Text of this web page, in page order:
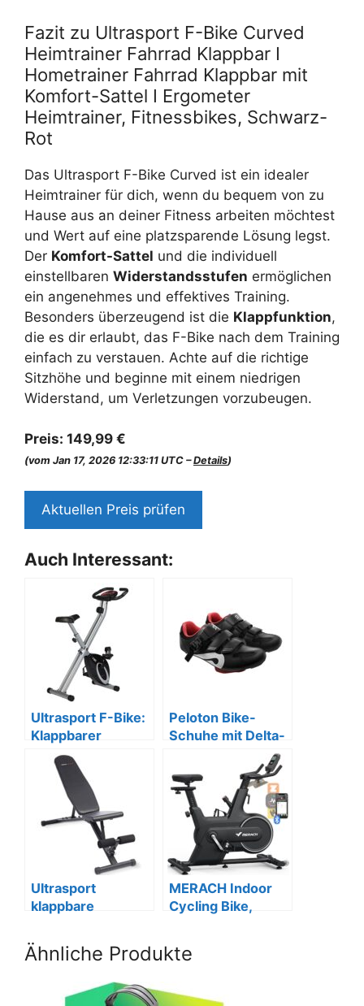
Fazit zu Ultrasport F-Bike Curved
Heimtrainer Fahrrad Klappbar I
Hometrainer Fahrrad Klappbar mit
Komfort-Sattel I Ergometer
Heimtrainer, Fitnessbikes, Schwarz-
Rot
Das Ultrasport F-Bike Curved ist ein idealer
Heimtrainer für dich, wenn du bequem von zu
Hause aus an deiner Fitness arbeiten möchtest
und Wert auf eine platzsparende Lösung legst.
Der Komfort-Sattel und die individuell
einstellbaren Widerstandsstufen ermöglichen
ein angenehmes und effektives Training.
Besonders überzeugend ist die Klappfunktion,
die es dir erlaubt, das F-Bike nach dem Training
einfach zu verstauen. Achte auf die richtige
Sitzhöhe und beginne mit einem niedrigen
Widerstand, um Verletzungen vorzubeugen.
Preis: 149,99 €
(vom Jan 17, 2026 12:33:11 UTC –Details)
Aktuellen Preis prüfen
Auch Interessant:
Ultrasport F-Bike:
Klappbarer
Heimtrainer, max.
110 kg, 8 Stufen
Peloton Bike-
Schuhe mit Delta-
Cleats
Ultrasport
klappbare
kg belastbar
MERACH Indoor
Cycling Bike,
Ähnliche Produkte